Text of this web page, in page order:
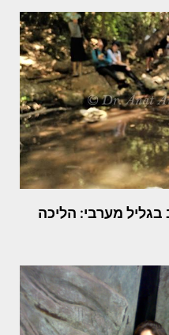
מערבי: הליכה